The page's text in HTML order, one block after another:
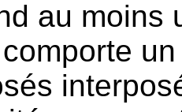
au moins